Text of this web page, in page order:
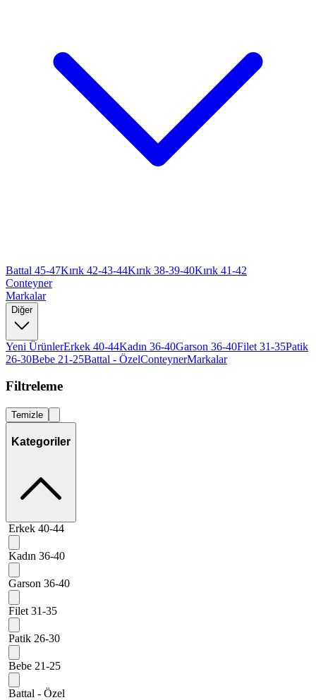
Battal 45-47Kırık 42-43-44Kırık 38-39-40Kırık 41-42
Conteyner
Markalar
Diğer
Yeni ÜrünlerErkek 40-44Kadın 36-40Garson 36-40Filet 31-35Patik
26-30Bebe 21-25Battal - ÖzelConteynerMarkalar
Filtreleme
Temizle
Kategoriler
Erkek 40-44
Kadın 36-40
Garson 36-40
Filet 31-35
Patik 26-30
Bebe 21-25
Battal - Özel